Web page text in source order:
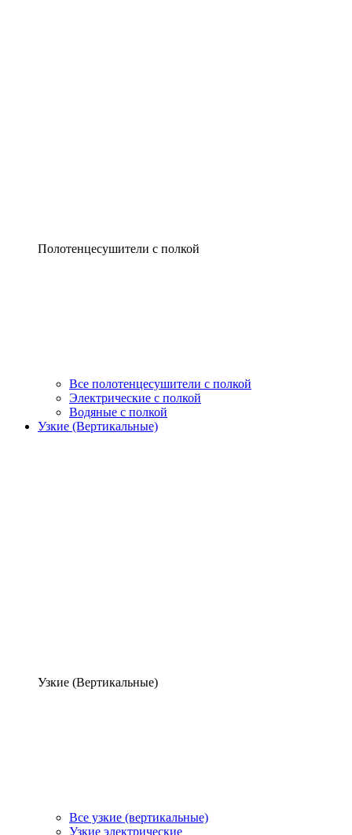
Полотенцесушители с полкой
Все полотенцесушители с полкой
Электрические с полкой
Водяные с полкой
Узкие (Вертикальные)
Узкие (Вертикальные)
Все узкие (вертикальные)
Узкие электрические